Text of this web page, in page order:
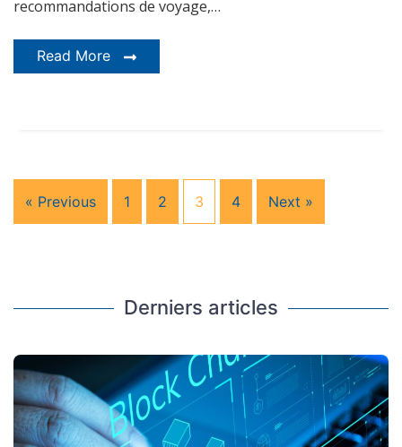
recommandations de voyage,…
Read More
« Previous 1 2 3 4 Next »
Derniers articles